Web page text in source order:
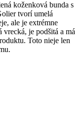
koženková bunda s
tvorí umelá
ale je extrémne
je podšitá a má
Toto nieje len